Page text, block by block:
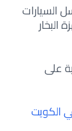
السيارات
على